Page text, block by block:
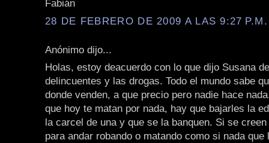
Fabián
28 DE FEBRERO DE 2009 A LAS 9:27 P.M.
Anónimo dijo...
Holas, estoy deacuerdo con lo que dijo Susana
delincuentes y las drogas. Todo el mundo sabe
donde venden, a que precio pero nadie hace
que hoy te matan por nada, hay que bajarles la
la carcel de una y que se la banquen. Si se
para andar robando o matando como si nada que